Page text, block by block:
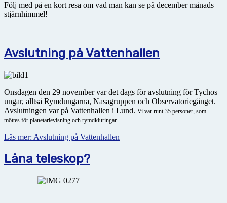
Följ med på en kort resa om vad man kan se på december månads
stjärnhimmel!
Avslutning på Vattenhallen
Onsdagen den 29 november var det dags för avslutning för Tychos
ungar, alltså Rymdungarna, Nasagruppen och Observatoriegänget.
Avslutningen var på Vattenhallen i Lund. Vi var runt 35 personer, som
möttes för planetarievisning och rymdkluringar.
Läs mer: Avslutning på Vattenhallen
Låna teleskop?